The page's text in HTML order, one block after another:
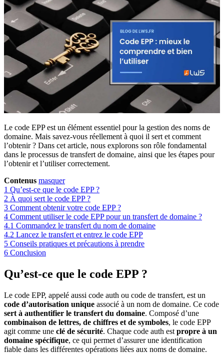
Le code EPP est un élément essentiel pour la gestion des noms de
domaine. Mais savez-vous réellement à quoi il sert et comment
l’obtenir ? Dans cet article, nous explorons son rôle fondamental
dans le processus de transfert de domaine, ainsi que les étapes pour
l’obtenir et l’utiliser correctement.
Contenus masquer
1 Qu’est-ce que le code EPP ?
2 À quoi sert le code EPP ?
3 Comment obtenir votre code EPP ?
4 Comment utiliser le code EPP pour un transfert de domaine ?
4.1 Commandez le transfert du nom de domaine
4.2 Lancez le transfert et entrez le code EPP
5 Conseils pratiques et précautions à prendre
6 Conclusion
Qu’est-ce que le code EPP ?
Le code EPP, appelé aussi code auth ou code de transfert, est un
code d’autorisation unique associé à un nom de domaine. Ce code
sert à authentifier le transfert du domaine. Composé d’une
combinaison de lettres, de chiffres et de symboles, le code EPP
agit comme une clé de sécurité. Chaque code auth est propre à un
domaine spécifique, ce qui permet d’assurer une identification
fiable dans les différentes opérations liées aux noms de domaine.